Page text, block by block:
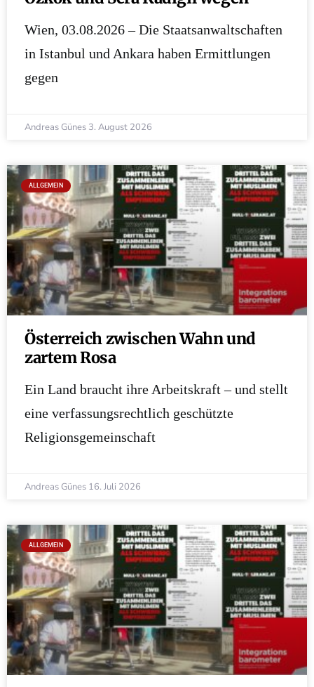
Wien, 03.08.2026 – Die Staatsanwaltschaften
in Istanbul und Ankara haben Ermittlungen
gegen
Andreas Günes 3. August 2026
ALLGEMEIN
Österreich zwischen Wahn und
zartem Rosa
Ein Land braucht ihre Arbeitskraft – und stellt
eine verfassungsrechtlich geschützte
Religionsgemeinschaft
Andreas Günes 16. Juli 2026
ALLGEMEIN